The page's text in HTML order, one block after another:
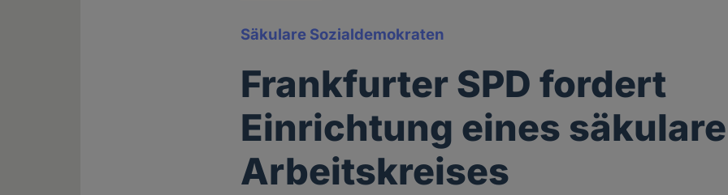
Säkulare Sozialdemokraten
Frankfurter SPD fordert
Einrichtung eines
Arbeitskreises